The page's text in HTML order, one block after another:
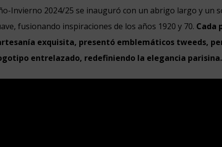
Invierno 2024/25 se inauguró con un abrigo largo y un
fusionando inspiraciones de los años 1920 y 70. Cada
exquisita, presentó emblemáticos tweeds,
entrelazado, redefiniendo la elegancia parisina.